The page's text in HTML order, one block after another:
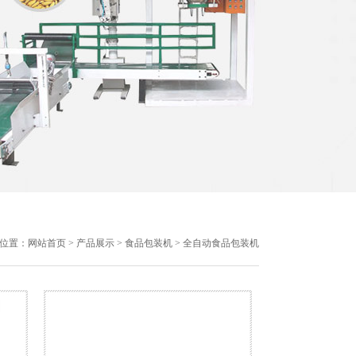
置： 网站首页 > 产品展示 > 食品包装机 > 全自动食品包装机